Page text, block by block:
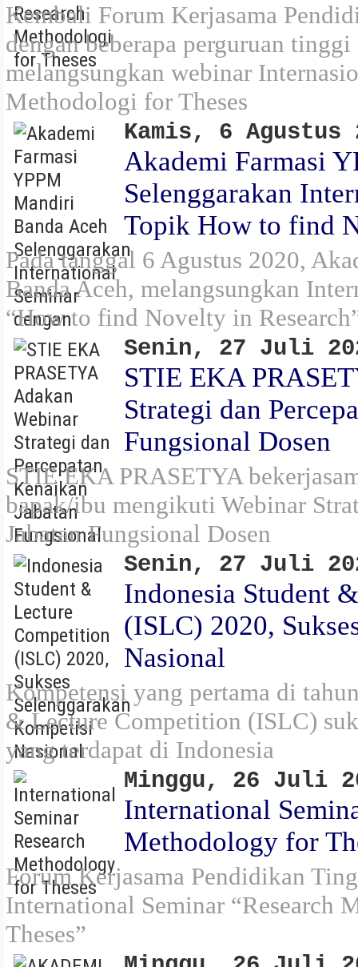
Kembali Forum Kerjasama
dengan beberapa perguruan
melangsungkan webinar
Methodologi for Theses
Kamis, 6 Agustus
Akademi Farmasi
Selenggarakan
Topik How to find
Pada tanggal 6 Agustus 2020,
Banda Aceh, melangsungkan
“How to find Novelty in
Senin, 27 Juli
STIE EKA
Strategi dan
Fungsional Dosen
STIE EKA PRASETYA
bapak/ibu mengikuti Webinar
Jabatan Fungsional Dosen
Senin, 27 Juli
Indonesia Student
(ISLC) 2020,
Nasional
Kompetensi yang pertama di
& Lecture Competition (ISLC)
yang terdapat di Indonesia
Minggu, 26 Juli
International
Methodology for
Forum Kerjasama Pendidikan
International Seminar “Research
Theses”